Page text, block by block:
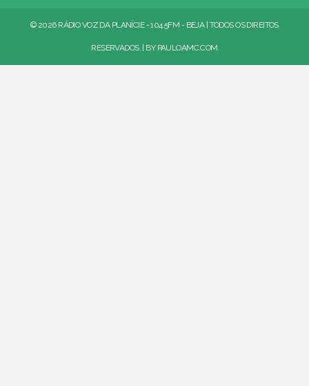
© 2026 RÁDIO VOZ DA PLANÍCIE - 104.5FM - BEJA | TODOS OS DIREITOS
RESERVADOS. | BY PAULOAMC.COM